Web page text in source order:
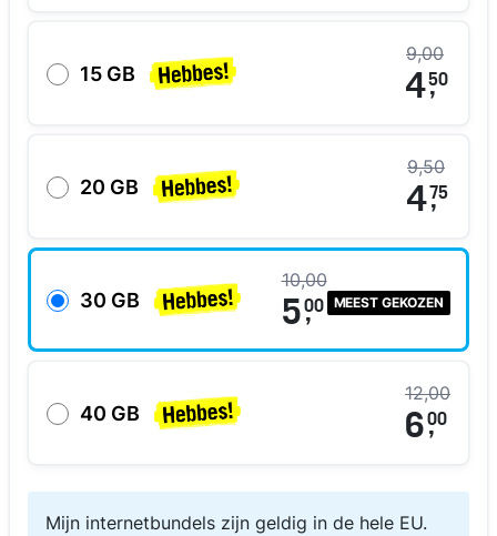
15 GB
9,00
4,
50
20 GB
9,50
4,75
30 GB MEEST GEKOZEN
10,00
5,
00
40 GB
12,00
6,
00
Mijn internetbundels zijn geldig in de hele EU.